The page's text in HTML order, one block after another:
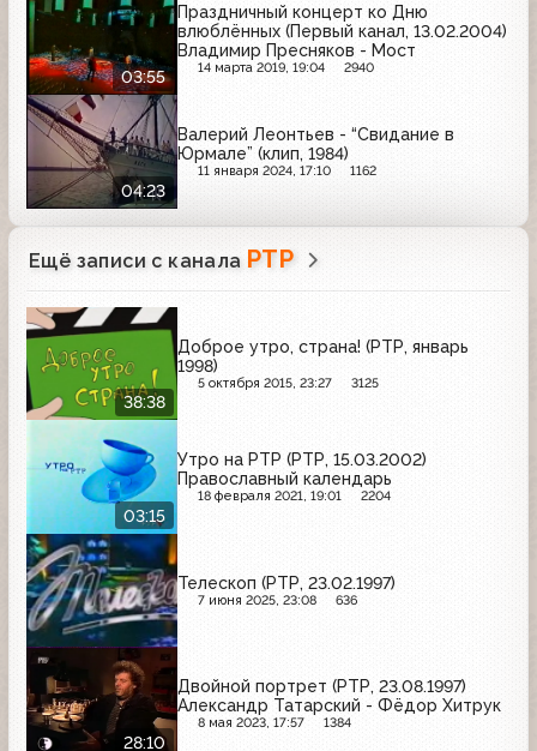
03:55
Праздничный концерт ко Дню
влюблённых (Первый канал, 13.02.2004)
Владимир Пресняков - Мост
14 марта 2019, 19:04 2940
04:23
Валерий Леонтьев - “Свидание в
Юрмале” (клип, 1984)
11 января 2024, 17:10 1162
Ещё записи с канала РТР
38:38
Доброе утро, страна! (РТР, январь
1998)
5 октября 2015, 23:27 3125
03:15
Утро на РТР (РТР, 15.03.2002)
Православный календарь
18 февраля 2021, 19:01 2204
Телескоп (РТР, 23.02.1997)
7 июня 2025, 23:08 636
28:10
Двойной портрет (РТР, 23.08.1997)
Александр Татарский - Фёдор Хитрук
8 мая 2023, 17:57 1384